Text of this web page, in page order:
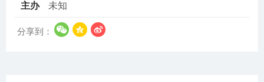
主办 未知
分享到：